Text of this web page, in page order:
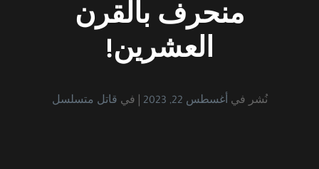
منحرف بالقرن
العشرين!
نُشر في أغسطس 22, 2023 في قاتل متسلسل